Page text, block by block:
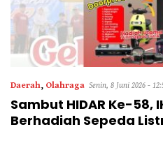
Daerah, Olahraga Senin, 8 Juni 2026 -
Sambut HIDAR Ke-58,
Berhadiah Sepeda